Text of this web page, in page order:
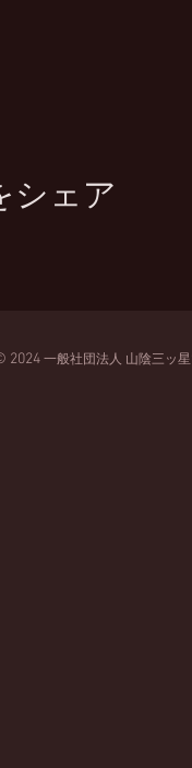
シェア
2024 一般社団法人 山陰三ッ